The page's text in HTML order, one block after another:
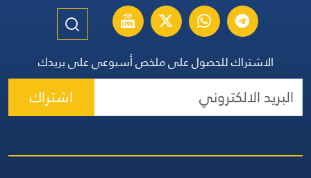
الاشتراك للحصول على ملخص أسبوعي على بريدك
اشتراك